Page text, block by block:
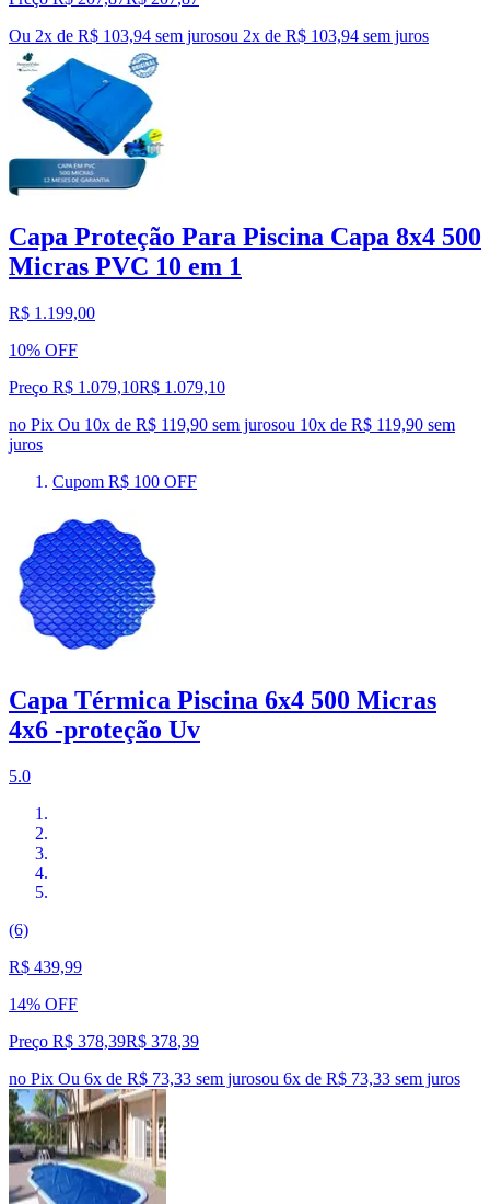
Ou 2x de R$ 103,94 sem jurosou 2x de R$ 103,94 sem juros
Capa Proteção Para Piscina Capa 8x4 500
Micras PVC 10 em 1
R$ 1.199,00
10% OFF
Preço R$ 1.079,10R$ 1.079,10
no Pix Ou 10x de R$ 119,90 sem jurosou 10x de R$ 119,90 sem
juros
Cupom R$ 100 OFF
Capa Térmica Piscina 6x4 500 Micras
4x6 -proteção Uv
5.0
(6)
R$ 439,99
14% OFF
Preço R$ 378,39R$ 378,39
no Pix Ou 6x de R$ 73,33 sem jurosou 6x de R$ 73,33 sem juros